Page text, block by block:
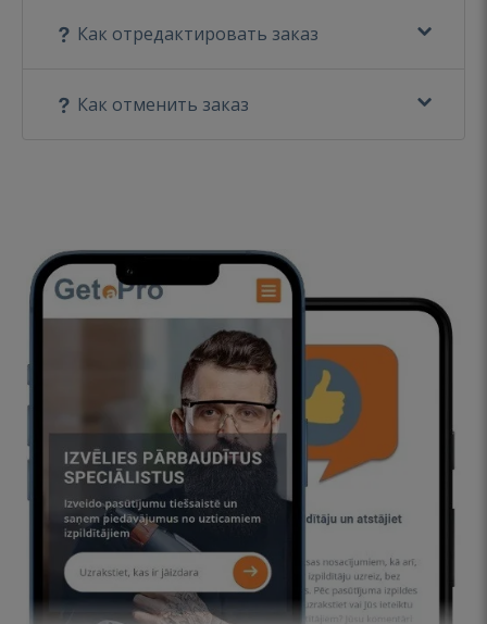
Как отредактировать заказ
Как отменить заказ